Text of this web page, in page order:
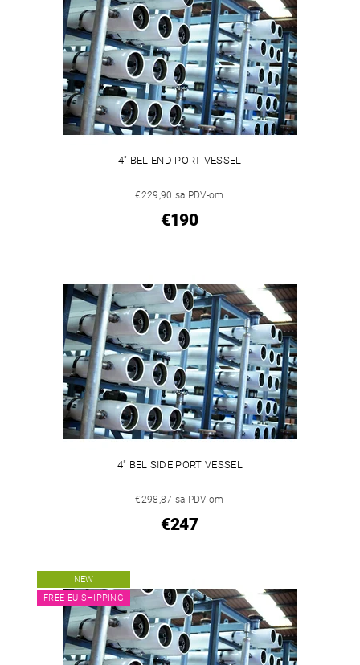
4" BEL END PORT VESSEL
€229,90 sa PDV-om
€190
4" BEL SIDE PORT VESSEL
€298,87 sa PDV-om
€247
NEW
FREE EU SHIPPING